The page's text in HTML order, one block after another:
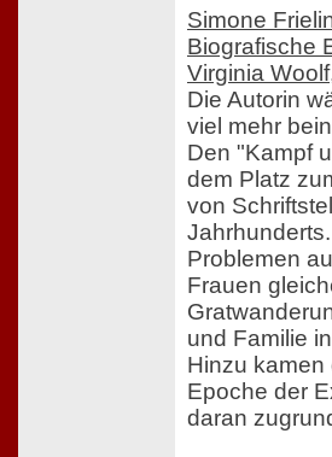
Simone
Biografische
Virginia
Die Autorin
viel mehr
Den "Kampf
dem Platz
von
Problemen
Frauen
und Familie
Hinzu
Epoche der
daran